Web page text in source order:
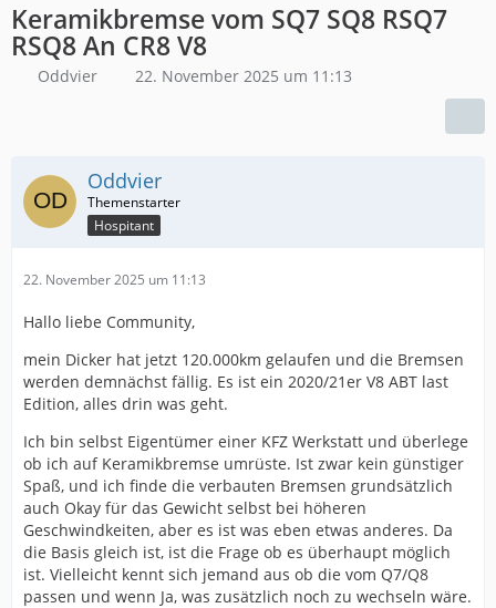
Keramikbremse vom SQ7 SQ8 RSQ7
RSQ8 An CR8 V8
Oddvier 22. November 2025 um 11:13
Oddvier
Hospitant
22. November 2025 um 11:13
Hallo liebe Community,
mein Dicker hat jetzt 120.000km gelaufen und die Bremsen
werden demnächst fällig. Es ist ein 2020/21er V8 ABT last
Edition, alles drin was geht.
Ich bin selbst Eigentümer einer KFZ Werkstatt und überlege
ob ich auf Keramikbremse umrüste. Ist zwar kein günstiger
Spaß, und ich finde die verbauten Bremsen grundsätzlich
auch Okay für das Gewicht selbst bei höheren
Geschwindkeiten, aber es ist was eben etwas anderes. Da
die Basis gleich ist, ist die Frage ob es überhaupt möglich
ist. Vielleicht kennt sich jemand aus ob die vom Q7/Q8
passen und wenn Ja, was zusätzlich noch zu wechseln wäre.